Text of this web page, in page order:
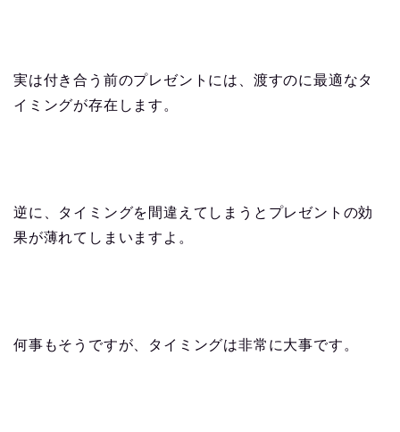
実は付き合う前のプレゼントには、渡すのに最適なタ
イミングが存在します。
逆に、タイミングを間違えてしまうとプレゼントの効
果が薄れてしまいますよ。
何事もそうですが、タイミングは非常に大事です。